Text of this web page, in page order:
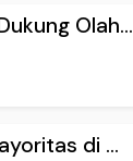
Olah...
di ...